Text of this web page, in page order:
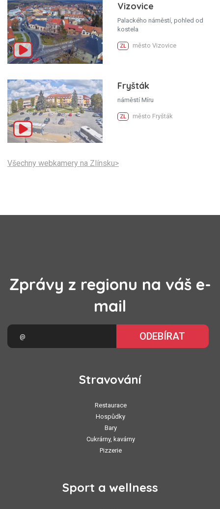
Vizovice
Palackého náměstí, pohled od
kostela
ZL město Vizovice
Fryšták
náměstí Míru
ZL město Fryšták
Všechny webkamery na Zlínsku>
Zprávy z regionu na váš e-
mail
ODEBÍRAT
Stravování
Restaurace
Hospůdky
Bary
Cukrárny, kavárny
Pizzerie
Sport a wellness